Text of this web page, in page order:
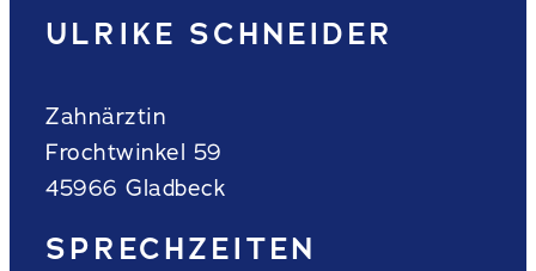
ULRIKE SCHNEIDER
Zahnärztin
Frochtwinkel 59
45966 Gladbeck
SPRECHZEITEN